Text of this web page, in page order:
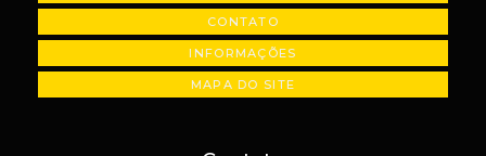
CONTATO
INFORMAÇÕES
MAPA DO SITE